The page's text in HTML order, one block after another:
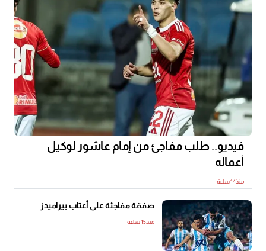
فيديو.. طلب مفاجئ من إمام عاشور لوكيل
أعماله
منذ14 ساعة
صفقة مفاجئة على أعتاب بيراميدز
منذ15 ساعة